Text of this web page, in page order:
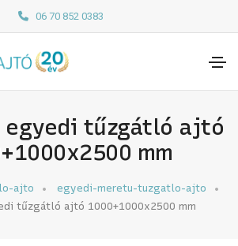
06 70 852 0383
egyedi tűzgátló ajtó
mm
ajto
egyedi-meretu-tuzgatlo-ajto
tűzgátló ajtó 1000+1000x2500 mm